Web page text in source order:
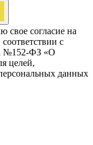
свое согласие на
с
№152-ФЗ «О
целей,
данных